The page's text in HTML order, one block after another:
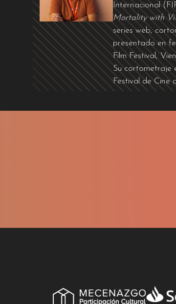
Internacional
Mortality with
series web,
presentado en
Film Festival,
Su cortometraje
Festival de Cine